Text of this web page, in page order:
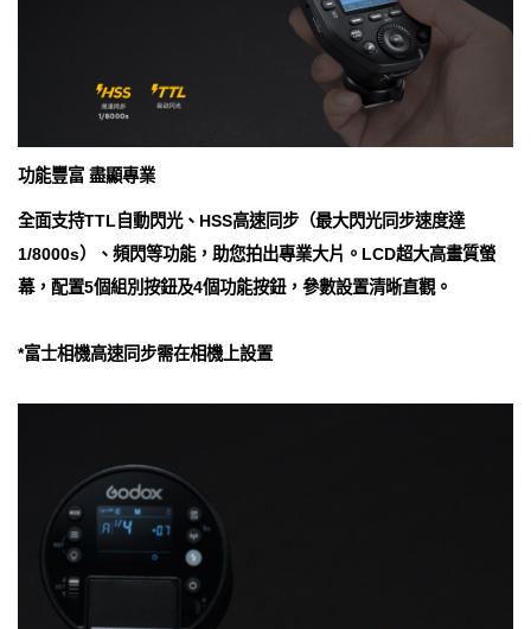
功能豐富 盡顯專業
全面支持TTL自動閃光、HSS高速同步（最大閃光同步速度達
1/8000s）、頻閃等功能，助您拍出專業大片。LCD超大高畫質螢
幕，配置5個組別按鈕及4個功能按鈕，參數設置清晰直觀。
*富士相機高速同步需在相機上設置